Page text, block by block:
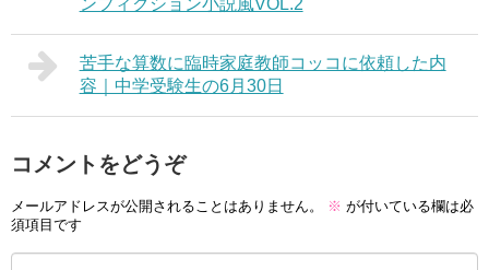
苦手な算数に臨時家庭教師コッコに依頼した内
容｜中学受験生の6月30日
コメントをどうぞ
メールアドレスが公開されることはありません。 ※ が付いている欄は必
須項目です